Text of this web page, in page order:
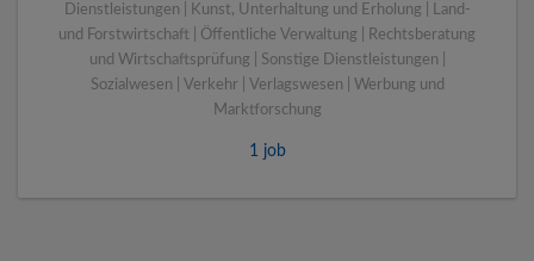
Dienstleistungen | Kunst, Unterhaltung und Erholung | Land-
und Forstwirtschaft | Öffentliche Verwaltung | Rechtsberatung
und Wirtschaftsprüfung | Sonstige Dienstleistungen |
Sozialwesen | Verkehr | Verlagswesen | Werbung und
Marktforschung
1 job